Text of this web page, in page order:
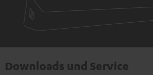
Downloads und Service